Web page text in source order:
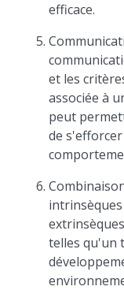
efficace.
et les
associée à
peut
de
telles qu'un